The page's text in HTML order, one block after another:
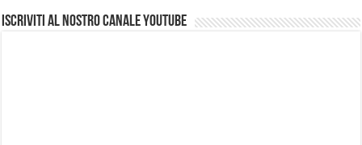
Iscriviti al nostro Canale Youtube